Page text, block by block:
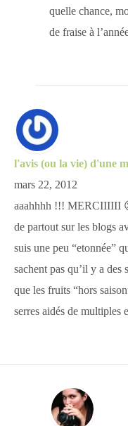
quelle chance,
de fraise à
l'avis (ou la vie) d'une
mars 22, 2012
aaahhhh !!! MERCIIIIII
de partout sur les blogs
suis une peu “etonnée”
sachent pas qu’il y a des
que les fruits “hors
serres aidés de